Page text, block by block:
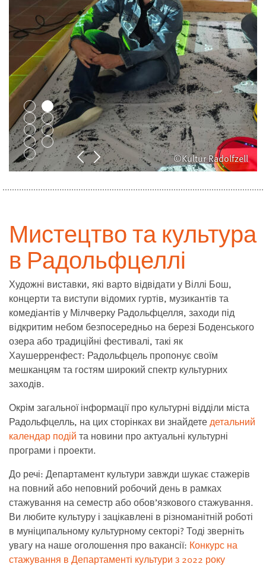
©Kultur Radolfzell
Мистецтво та культура
в Радольфцеллі
Художні виставки, які варто відвідати у Віллі Бош,
концерти та виступи відомих гуртів, музикантів та
комедіантів у Мілчверку Радольфцелля, заходи під
відкритим небом безпосередньо на березі Боденського
озера або традиційні фестивалі, такі як
Хаушерренфест: Радольфцель пропонує своїм
мешканцям та гостям широкий спектр культурних
заходів.
Окрім загальної інформації про культурні відділи міста
Радольфцелль, на цих сторінках ви знайдетедетальний
календар подій та новини про актуальні культурні
програми і проекти.
До речі: Департамент культури завжди шукає стажерів
на повний або неповний робочий день в рамках
стажування на семестр або обов’язкового стажування.
Ви любите культуру і зацікавлені в різноманітній роботі
в муніципальному культурному секторі? Тоді зверніть
увагу на наше оголошення про вакансії: Конкурс на
стажування в Департаменті культури з 2022 року